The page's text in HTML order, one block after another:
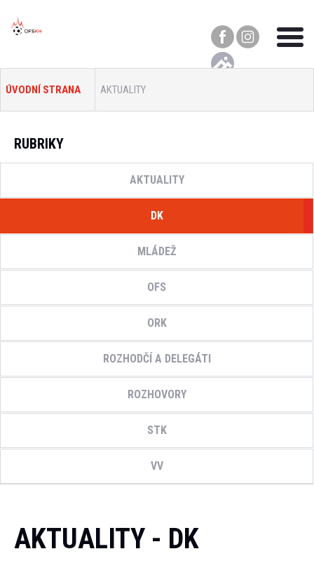
ÚVODNÍ STRANA AKTUALITY
RUBRIKY
AKTUALITY
DK
MLÁDEŽ
OFS
ORK
ROZHODČÍ A DELEGÁTI
ROZHOVORY
STK
VV
AKTUALITY - DK